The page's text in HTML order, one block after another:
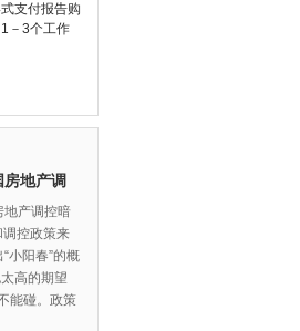
支付报告购
－3个工作
房地产调
地产调控暗
控政策来
小阳春”的概
高的期望
能碰。政策